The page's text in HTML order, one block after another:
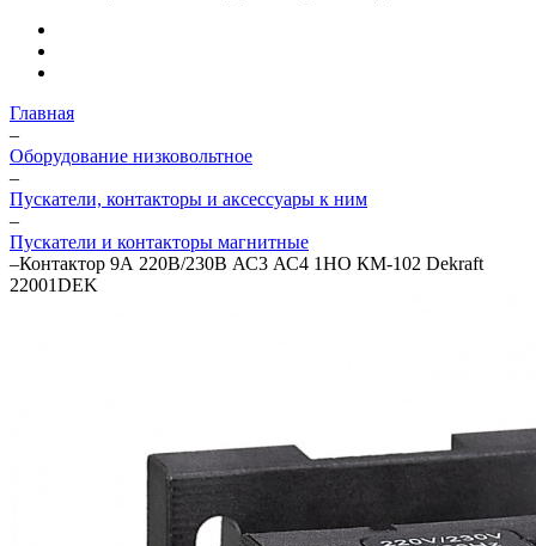
Главная
–
Оборудование низковольтное
–
Пускатели, контакторы и аксессуары к ним
–
Пускатели и контакторы магнитные
–Контактор 9А 220В/230В АС3 АС4 1НО КМ-102 Dekraft
22001DEK